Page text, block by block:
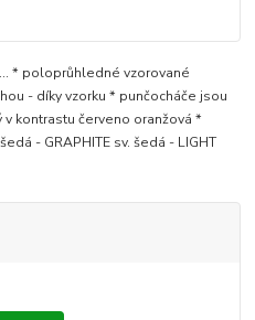
* poloprůhledné vzorované
- díky vzorku * punčocháče jsou
kontrastu červeno oranžová *
- GRAPHITE sv. šedá - LIGHT